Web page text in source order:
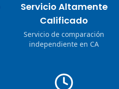
Servicio Altamente
Calificado
Servicio de comparación
independiente en CA